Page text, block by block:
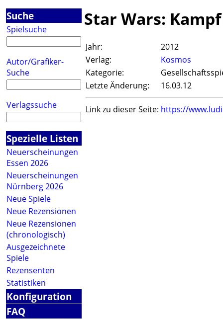
Suche
Spielsuche
Autor/Grafiker-
Suche
Verlagssuche
Spezielle Listen
Neuerscheinungen
Essen 2026
Neuerscheinungen
Nürnberg 2026
Neue Spiele
Neue Rezensionen
Neue Rezensionen
(chronologisch)
Ausgezeichnete
Spiele
Rezensenten
Statistiken
Konfiguration
FAQ
Star Wars:
Jahr:
2012
Verlag:
Kosmos
Kategorie:
Letzte Änderung:
16.03.12
Link zu dieser Seite: https://